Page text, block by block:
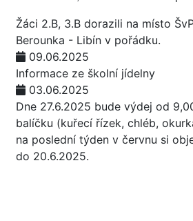
Žáci 2.B, 3.B dorazili na místo
Berounka - Libín v pořádku.
09.06.2025
Informace ze školní jídelny
03.06.2025
Dne 27.6.2025 bude výdej od
balíčku (kuřecí řízek, chléb,
na poslední týden v červnu si
do 20.6.2025.